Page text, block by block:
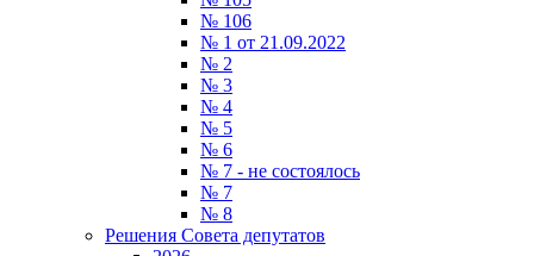
№ 106
№ 1 от 21.09.2022
№ 2
№ 3
№ 4
№ 5
№ 6
№ 7 - не состоялось
№ 7
№ 8
Решения Совета депутатов